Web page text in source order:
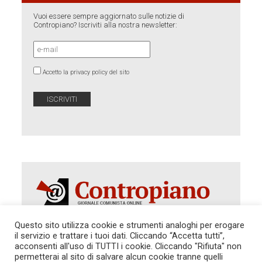
Vuoi essere sempre aggiornato sulle notizie di
Contropiano? Iscriviti alla nostra newsletter:
Accetto la privacy policy del sito
Autorizzazione del Tribunale di Roma 286 del 31
dicembre 2014. Direttore Responsabile: Sergio
Questo sito utilizza cookie e strumenti analoghi per erogare
il servizio e trattare i tuoi dati. Cliccando “Accetta tutti”,
acconsenti all'uso di TUTTI i cookie. Cliccando "Rifiuta" non
permetterai al sito di salvare alcun cookie tranne quelli